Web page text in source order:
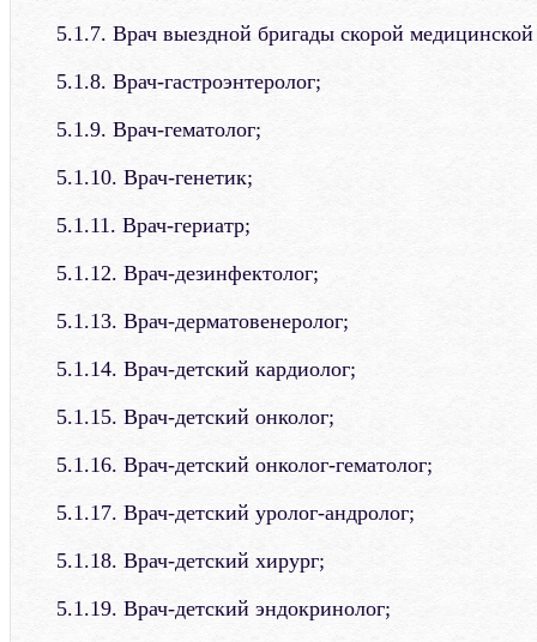
5.1.7. Врач выездной бригады скорой
5.1.8. Врач-гастроэнтеролог;
5.1.9. Врач-гематолог;
5.1.10. Врач-генетик;
5.1.11. Врач-гериатр;
5.1.12. Врач-дезинфектолог;
5.1.13. Врач-дерматовенеролог;
5.1.14. Врач-детский кардиолог;
5.1.15. Врач-детский онколог;
5.1.16. Врач-детский онколог-гематолог;
5.1.17. Врач-детский уролог-андролог;
5.1.18. Врач-детский хирург;
5.1.19. Врач-детский эндокринолог;